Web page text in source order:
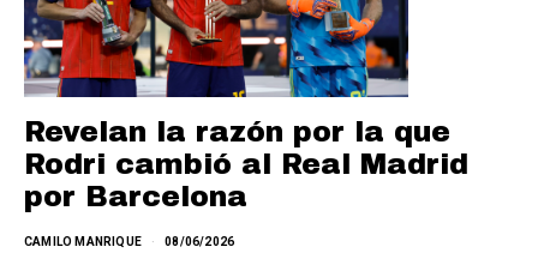
Revelan la razón por la que
Rodri cambió al Real Madrid
por Barcelona
CAMILO MANRIQUE 08/06/2026